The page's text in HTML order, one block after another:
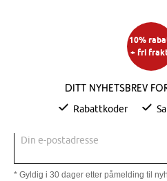
10%
+ fri
Ditt nyhetsbrev
Rabattkoder
Din e-postadresse
* Gyldig i 30 dager etter påmelding til